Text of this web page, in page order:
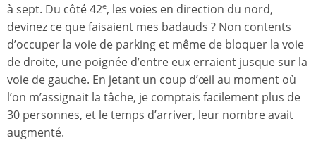
à sept. Du côté 42e, les voies en direction du nord,
devinez ce que faisaient mes badauds ? Non contents
d’occuper la voie de parking et même de bloquer la voie
de droite, une poignée d’entre eux erraient jusque sur la
voie de gauche. En jetant un coup d’œil au moment où
l’on m’assignait la tâche, je comptais facilement plus de
30 personnes, et le temps d’arriver, leur nombre avait
augmenté.